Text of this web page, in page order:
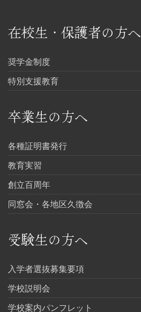
在校生・保護者の方へ
奨学金制度
特別支援教育
卒業生の方へ
各種証明書発行
教育実習
創立百周年
同窓会・各地区久徴会
受験生の方へ
入学者選抜募集要項
学校説明会
学校案内パンフレット